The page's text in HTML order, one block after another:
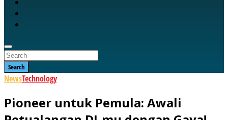
Search
NewsTechnology
Pioneer untuk Pemula: Awali